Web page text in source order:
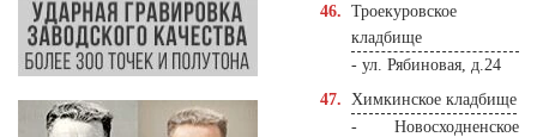
Троекуровское
кладбище
- ул. Рябиновая, д.24
Химкинское кладбище
- Новосходненское